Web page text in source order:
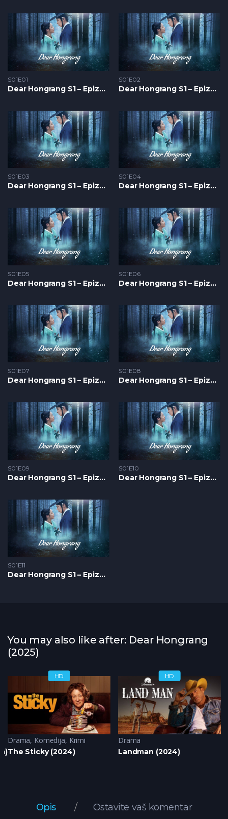
S01E01
Dear Hongrang S1 – Epizoda 01
S01E02
Dear Hongrang S1 – Epizoda 02
S01E03
Dear Hongrang S1 – Epizoda 03
S01E04
Dear Hongrang S1 – Epizoda 04
S01E05
Dear Hongrang S1 – Epizoda 05
S01E06
Dear Hongrang S1 – Epizoda 06
S01E07
Dear Hongrang S1 – Epizoda 07
S01E08
Dear Hongrang S1 – Epizoda 08
S01E09
Dear Hongrang S1 – Epizoda 09
S01E10
Dear Hongrang S1 – Epizoda 10
S01E11
Dear Hongrang S1 – Epizoda 11
You may also like after: Dear Hongrang
(2025)
HD
Drama, Komedija, Krimi
The Sticky (2024)
HD
Drama
Landman (2024)
Opis Ostavite vaš komentar